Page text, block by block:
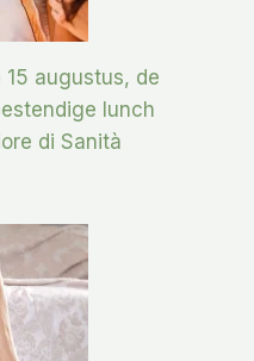
augustus, de
lunch
di Sanità